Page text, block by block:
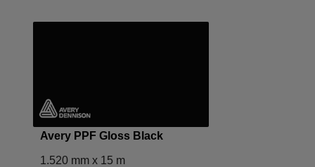
Avery PPF Gloss Black
1.520 mm x 15 m